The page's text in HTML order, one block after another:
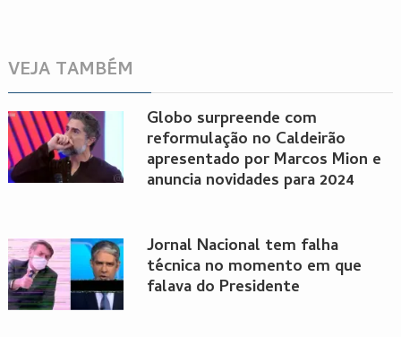
VEJA TAMBÉM
Globo surpreende com
reformulação no Caldeirão
apresentado por Marcos Mion e
anuncia novidades para 2024
Jornal Nacional tem falha
técnica no momento em que
falava do Presidente